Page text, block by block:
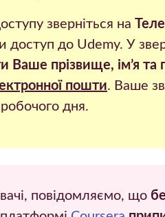
зверніться на
доступ до Udemy. У
Ваше прізвище, ім’я та
пошти. Ваше звернення буде оброблено
дня.
повідомляємо, що